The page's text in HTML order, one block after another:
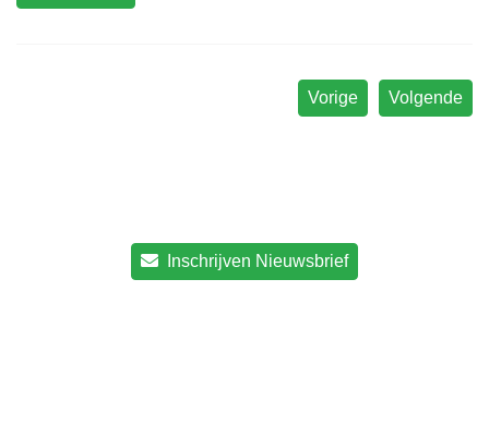
Volgende
Vorige
Inschrijven Nieuwsbrief